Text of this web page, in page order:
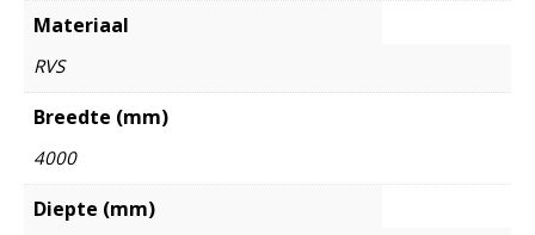
Materiaal
RVS
Breedte (mm)
4000
Diepte (mm)